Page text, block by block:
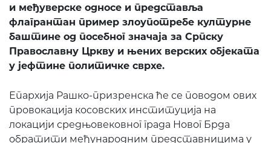
и међуверске односе и представља
флагрантан пример злоупотребе културне
баштине од посебног значаја за Српску
Православну Цркву и њених верских објеката
у јефтине политичке сврхе.
Епархија Рашко-призренска ће се поводом ових
провокација косовских институција на
локацији средњовековног града Новог Брда
обратити међународним представницима у